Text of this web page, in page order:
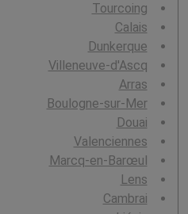
Tourcoing
Calais
Dunkerque
Villeneuve-d'Ascq
Arras
Boulogne-sur-Mer
Douai
Valenciennes
Marcq-en-Barœul
Lens
Cambrai